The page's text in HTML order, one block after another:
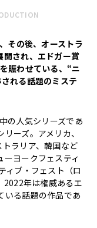
その後、オーストラ
開され、エドガー賞
賑わせている、“ニ
れる話題のミステ
の人気シリーズであ
ーズ。アメリカ、
ラリア、韓国など
ヨークフェスティ
ブ・フェスト（ロ
2022年は権威あるエ
いる話題の作品であ